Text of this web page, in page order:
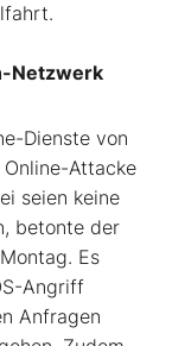
Netzwerk
Dienste von
Attacke
seien keine
betonte der
Es
Angriff
Anfragen